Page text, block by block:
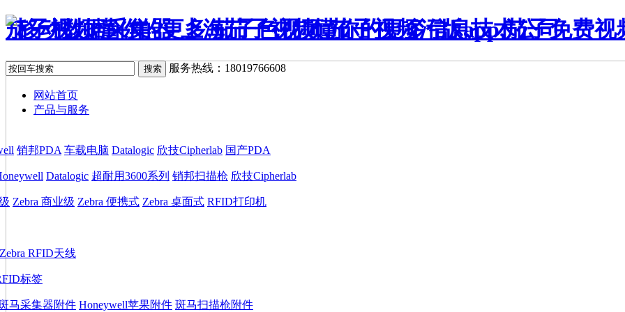
茄子视频懂你的更多,茄子色视频,茄子视频污版app,茄子免费视
服务热线：18019766608
网站首页
产品与服务
销邦PDA 车载电脑 Datalogic 欣技Cipherlab 国产PDA
Datalogic 超耐用3600系列 销邦扫描枪 欣技Cipherlab
Zebra 商业级 Zebra 便携式 Zebra 桌面式 RFID打印机
Zebra RFID天线
标签
马采集器附件 Honeywell苹果附件 斑马扫描枪附件